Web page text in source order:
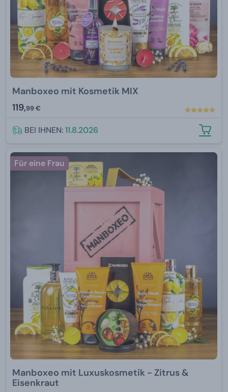
Manboxeo mit Kosmetik MIX
119,99 €
BEI IHNEN:11.8.2026
Für eine Frau
Manboxeo mit Luxuskosmetik - Zitrus &
Eisenkraut